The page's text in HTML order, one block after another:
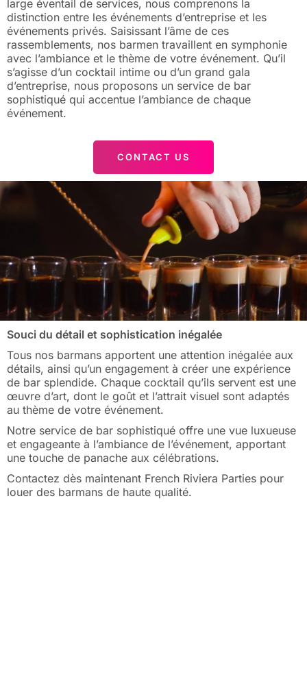
large éventail de services, nous comprenons la
distinction entre les événements d’entreprise et les
événements privés. Saisissant l’âme de ces
rassemblements, nos barmen travaillent en symphonie
avec l’ambiance et le thème de votre événement. Qu’il
s’agisse d’un cocktail intime ou d’un grand gala
d’entreprise, nous proposons un service de bar
sophistiqué qui accentue l’ambiance de chaque
événement.
CONTACT US
Souci du détail et sophistication inégalée
Tous nos barmans apportent une attention inégalée aux
détails, ainsi qu’un engagement à créer une expérience
de bar splendide. Chaque cocktail qu’ils servent est une
œuvre d’art, dont le goût et l’attrait visuel sont adaptés
au thème de votre événement.
Notre service de bar sophistiqué offre une vue luxueuse
et engageante à l’ambiance de l’événement, apportant
une touche de panache aux célébrations.
Contactez dès maintenant French Riviera Parties pour
louer des barmans de haute qualité.